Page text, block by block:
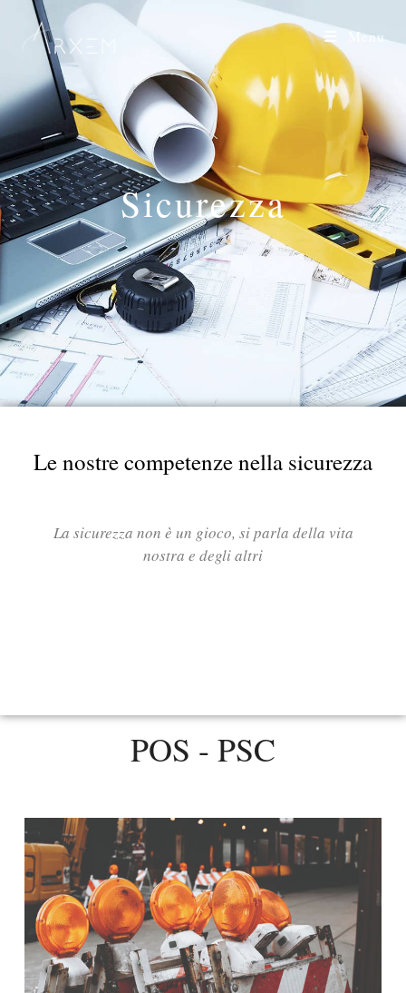
Menu
Sicurezza
Le nostre competenze nella sicurezza
La sicurezza non è un gioco, si parla della vita
nostra e degli altri
POS - PSC